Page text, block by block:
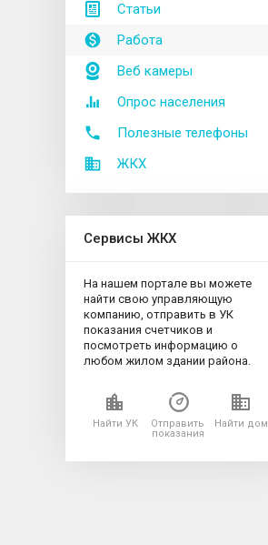
Статьи
Работа
Веб камеры
Опрос населения
Полезные телефоны
ЖКХ
Сервисы ЖКХ
На нашем портале вы можете
найти свою управляющую
компанию, отправить в УК
показания счетчиков и
посмотреть информацию о
любом жилом здании района.
Найти УК
Отправить
показания
Найти дом